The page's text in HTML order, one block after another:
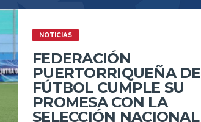
NOTICIAS
FEDERACIÓN
PUERTORRIQUEÑA DE
FÚTBOL CUMPLE SU
PROMESA CON LA
SELECCIÓN NACIONAL